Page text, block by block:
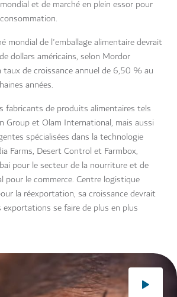
et de marché en plein essor pour
mondial de l'emballage alimentaire devrait
dollars américains, selon Mordor
taux de croissance annuel de 6,50 % au
années.
fabricants de produits alimentaires tels
Group et Olam International, mais aussi
spécialisées dans la technologie
Farms, Desert Control et Farmbox,
pour le secteur de la nourriture et de
pour le commerce. Centre logistique
la réexportation, sa croissance devrait
se faire de plus en plus